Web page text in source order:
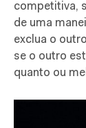
competitiva,
de uma
exclua o
se o outro
quanto ou